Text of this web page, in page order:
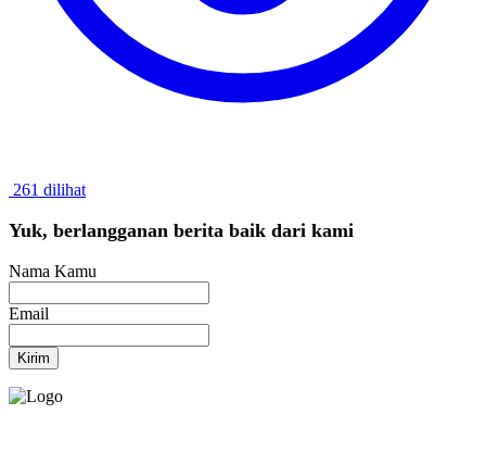
261 dilihat
Yuk, berlangganan berita baik dari kami
Nama Kamu
Email
Kirim